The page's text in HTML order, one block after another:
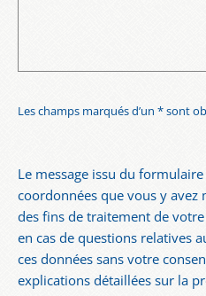
Les champs marqués d’un * sont
Le message issu du
coordonnées que vous y avez
des fins de traitement de
en cas de questions relatives
ces données sans votre
explications détaillées sur la